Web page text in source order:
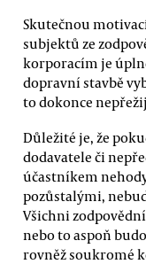
Skutečnou
subjektů ze
korporacím je
dopravní stavbě
to dokonce
Důležité je, že
dodavatele či
účastníkem
pozůstalými,
Všichni
nebo to aspoň
rovněž soukromé